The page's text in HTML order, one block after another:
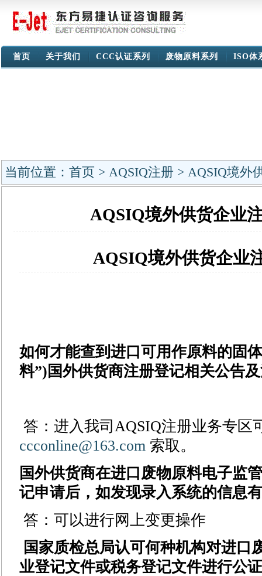
首页 关于我们 CCC认证系列 废物原料系列 ISO体
当前位置： 首页 > AQSIQ注册 > AQSIQ境外
AQSIQ境外供货企业
AQSIQ境外供货企业
如何才能查到进口可用作原料的固
料”)国外供货商注册登记相关公告
答：进入我司AQSIQ注册业务专区
ccconline@163.com 索取。
国外供货商在进口废物原料电子监
记申请后，如发现录入系统的信息
答：可以进行网上变更操作
国家质检总局认可何种机构对进口
业登记文件或税务登记文件进行公